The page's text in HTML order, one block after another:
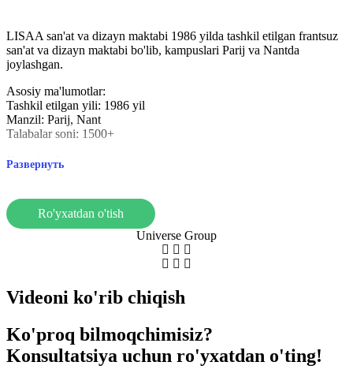
LISAA san'at va dizayn maktabi 1986 yilda tashkil etilgan frantsuz
san'at va dizayn maktabi bo'lib, kampuslari Parij va Nantda
joylashgan.
Asosiy ma'lumotlar:
Tashkil etilgan yili: 1986 yil
Manzil: Parij, Nant
Talabalar soni: 1500+
Xususiyatlari:
Ijodiy muhit
Xalqaro yondashuv
Talabalik hayoti:
Zamonaviy studiyalar va martaba qo'llab-quvvatlash
LISAA amaliy mashg'ulotlar va martaba imkoniyatlari bilan san'at
va dizayn sohasida etakchi hisoblanadi.
Развернуть
Ro'yxatdan o'tish
Universe Group
Videoni ko'rib chiqish
Ko'proq bilmoqchimisiz?
Konsultatsiya uchun ro'yxatdan o'ting!